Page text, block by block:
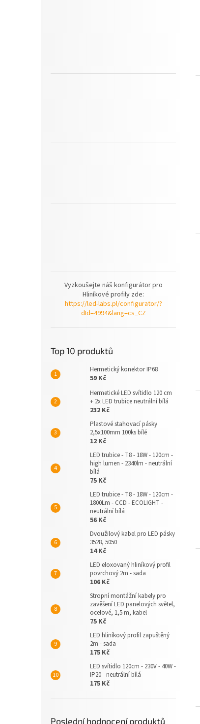
Vyzkoušejte náš konfigurátor pro
Hliníkové profily zde:
https://led-labs.pl/configurator/?
dId=4994&lang=cs_CZ
Top 10 produktů
Hermetický konektor IP68
59 Kč
Hermetické LED svítidlo 120 cm
+ 2x LED trubice neutrální bílá
232 Kč
Plastové stahovací pásky
2,5x100mm 100ks bílé
12 Kč
LED trubice - T8 - 18W - 120cm -
high lumen - 2340lm - neutrální
bílá
75 Kč
LED trubice - T8 - 18W - 120cm -
1800Lm - CCD - ECOLIGHT -
neutrální bílá
56 Kč
Dvoužilový kabel pro LED pásky
3528, 5050
14 Kč
LED eloxovaný hliníkový profil
povrchový 2m - sada
106 Kč
Stropní montážní kabely pro
zavěšení LED panelových světel,
ocelové, 1,5 m, kabel
75 Kč
LED hliníkový profil zapuštěný
2m - sada
175 Kč
LED svítidlo 120cm - 230V - 40W -
IP20 - neutrální bílá
175 Kč
Poslední hodnocení produktů